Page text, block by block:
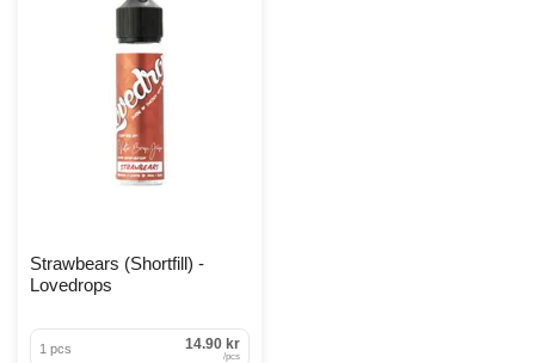
Strawbears (Shortfill) -
Lovedrops
1 pcs 14.90 kr
/pcs